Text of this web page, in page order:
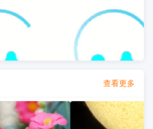
查看更多